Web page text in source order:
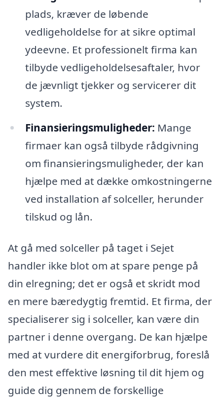
plads, kræver de løbende
vedligeholdelse for at sikre optimal
ydeevne. Et professionelt firma kan
tilbyde vedligeholdelsesaftaler, hvor
de jævnligt tjekker og servicerer dit
system.
Finansieringsmuligheder: Mange
firmaer kan også tilbyde rådgivning
om finansieringsmuligheder, der kan
hjælpe med at dække omkostningerne
ved installation af solceller, herunder
tilskud og lån.
At gå med solceller på taget i Sejet
handler ikke blot om at spare penge på
din elregning; det er også et skridt mod
en mere bæredygtig fremtid. Et firma, der
specialiserer sig i solceller, kan være din
partner i denne overgang. De kan hjælpe
med at vurdere dit energiforbrug, foreslå
den mest effektive løsning til dit hjem og
guide dig gennem de forskellige